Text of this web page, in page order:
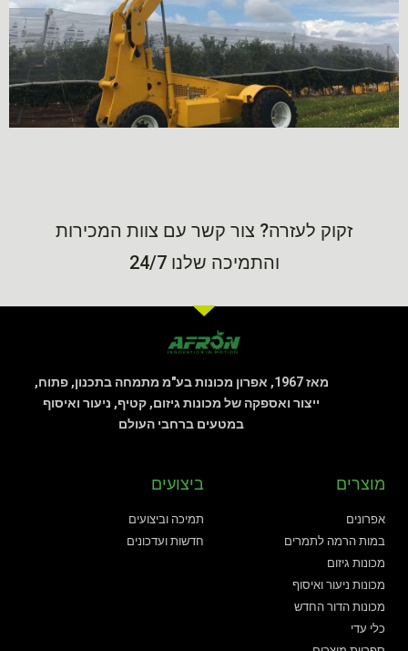
זקוק לעזרה? צור קשר עם צוות המכירות
והתמיכה שלנו 24/7
מאז 1967, אפרון מכונות בע"מ מתמחה בתכנון, פתוח,
ייצור ואספקה של מכונות גיזום, קטיף, ניעור ואיסוף
במטעים ברחבי העולם
מוצרים
אפרונים
במות הרמה לתמרים
מכונות גיזום
מכונות ניעור ואיסוף
מכונות הדור החדש
כלי עדי
ביצועים
תמיכה וביצועים
חדשות ועדכונים